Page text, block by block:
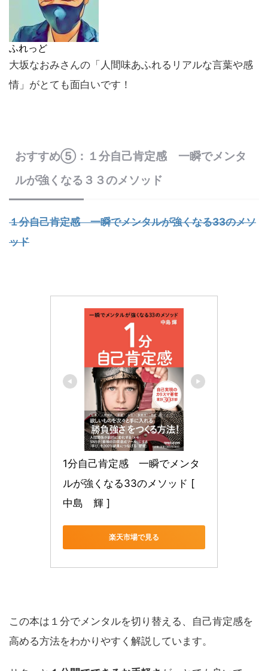
ふれっど
大坂なおみさんの「人間味あふれるリアルな言葉や感
情」がとても面白いです！
おすすめ⑤：１分自己肯定感 一瞬でメンタ
ルが強くなる３３のメソッド
１分自己肯定感 一瞬でメンタルが強くなる33のメソ
ッド
1分自己肯定感　一瞬でメンタ
ルが強くなる33のメソッド [
中島　輝 ]
楽天市場で見る
この本は１分でメンタルを切り替える、自己肯定感を
高める方法をわかりやすく解説しています。